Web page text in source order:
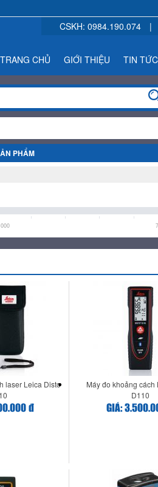
CSKH: 0984.190.074 |
TRANG CHỦ GIỚI THIỆU TIN TỨC
PHẨM
laser Leica Disto
đ
Máy đo khoảng cách
D110
GIÁ: